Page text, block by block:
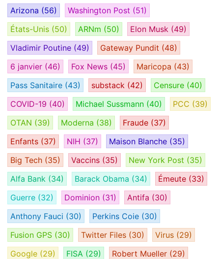
Arizona (56) Washington Post (51)
États-Unis (50) ARNm (50) Elon Musk (49)
Vladimir Poutine (49) Gateway Pundit (48)
6 janvier (46) Fox News (45) Maricopa (43)
Pass Sanitaire (43) substack (42) Censure (40)
COVID-19 (40) Michael Sussmann (40) PCC (39)
OTAN (39) Moderna (38) Fraude (37)
Enfants (37) NIH (37) Maison Blanche (35)
Big Tech (35) Vaccins (35) New York Post (35)
Alfa Bank (34) Barack Obama (34) Émeute (33)
Guerre (32) Dominion (31) Antifa (30)
Anthony Fauci (30) Perkins Coie (30)
Fusion GPS (30) Twitter Files (30) Virus (29)
Google (29) FISA (29) Robert Mueller (29)